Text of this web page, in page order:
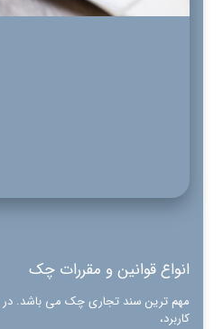
انواع قوانین و مقررات چک
مهم ترین سند تجاری چک می باشد. در
کاربرد،